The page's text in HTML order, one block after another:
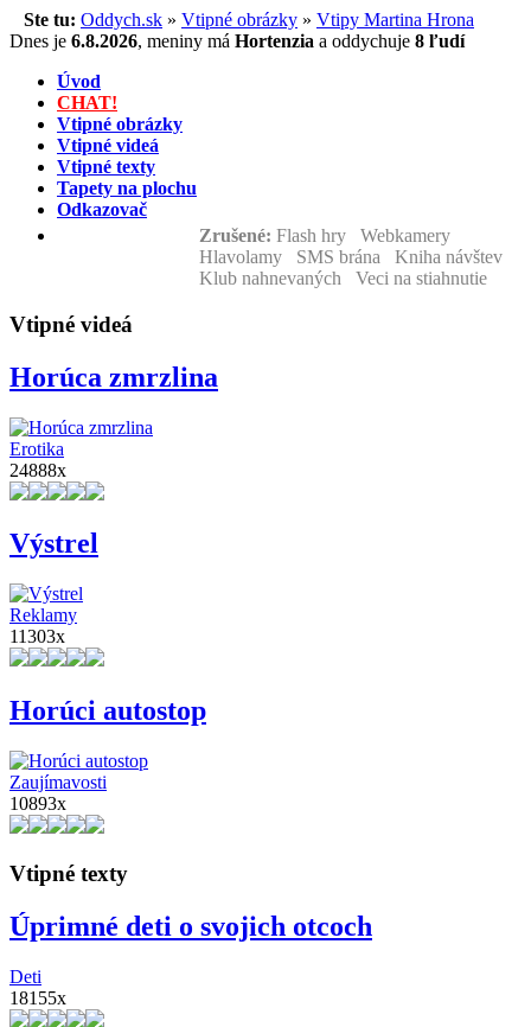
Ste tu: Oddych.sk » Vtipné obrázky » Vtipy Martina Hrona
Dnes je 6.8.2026, meniny má Hortenzia a oddychuje 8 ľudí
Úvod
CHAT!
Vtipné obrázky
Vtipné videá
Vtipné texty
Tapety na plochu
Odkazovač
Zrušené: Flash hry Webkamery
Hlavolamy SMS brána Kniha návštev
Klub nahnevaných Veci na stiahnutie
Vtipné videá
Horúca zmrzlina
Erotika
24888x
Výstrel
Reklamy
11303x
Horúci autostop
Zaujímavosti
10893x
Vtipné texty
Úprimné deti o svojich otcoch
Deti
18155x